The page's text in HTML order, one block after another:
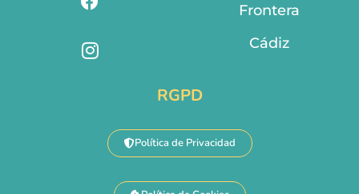
Frontera
Cádiz
RGPD
Política de Privacidad